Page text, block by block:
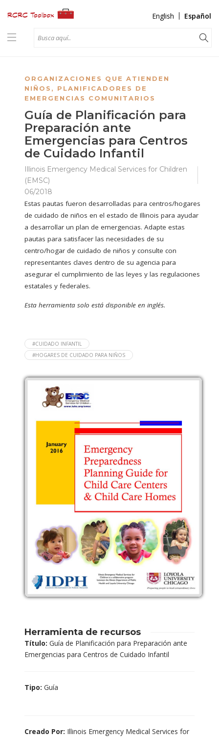
English Español
ORGANIZACIONES QUE ATIENDEN
NIÑOS , PLANIFICADORES DE
EMERGENCIAS COMUNITARIOS
Guía de Planificación para
Preparación ante
Emergencias para Centros
de Cuidado Infantil
Illinois Emergency Medical Services for Children
(EMSC)
06/2018
Estas pautas fueron desarrolladas para centros/hogares
de cuidado de niños en el estado de Illinois para ayudar
a desarrollar un plan de emergencias. Adapte estas
pautas para satisfacer las necesidades de su
centro/hogar de cuidado de niños y consulte con
representantes claves dentro de su agencia para
asegurar el cumplimiento de las leyes y las regulaciones
estatales y federales.
Esta herramienta solo está disponible en inglés.
#CUIDADO INFANTIL
#HOGARES DE CUIDADO PARA NIÑOS
Herramienta de recursos
Título: Guía de Planificación para Preparación ante
Emergencias para Centros de Cuidado Infantil
Tipo: Guía
Creado Por: Illinois Emergency Medical Services for